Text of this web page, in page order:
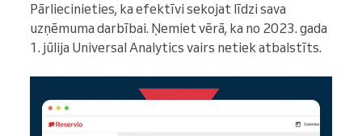
Pārliecinieties, ka efektīvi sekojat līdzi sava
uzņēmuma darbībai. Ņemiet vērā, ka no 2023. gada
1. jūlija Universal Analytics vairs netiek atbalstīts.